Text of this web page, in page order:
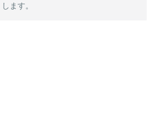
します。